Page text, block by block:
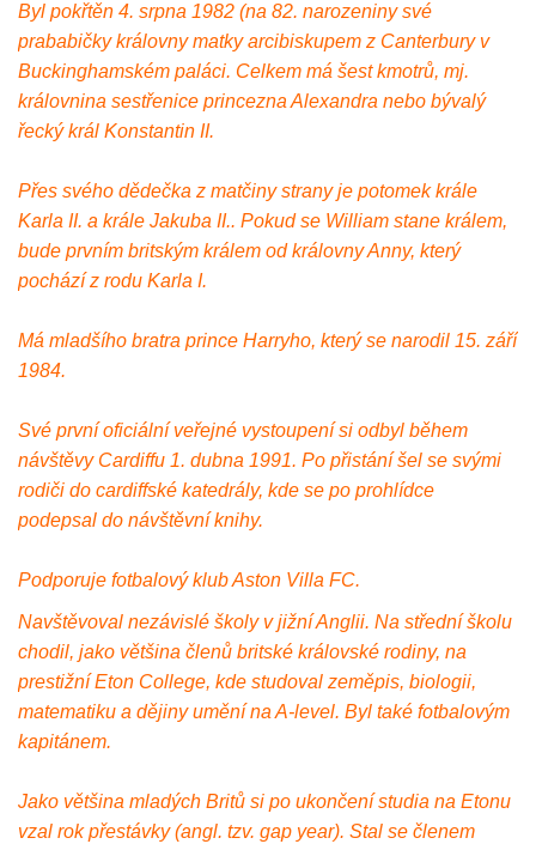
Byl pokřtěn 4. srpna 1982 (na 82. narozeniny své
prababičky královny matky arcibiskupem z Canterbury v
Buckinghamském paláci. Celkem má šest kmotrů, mj.
královnina sestřenice princezna Alexandra nebo bývalý
řecký král Konstantin II.
Přes svého dědečka z matčiny strany je potomek krále
Karla II. a krále Jakuba II.. Pokud se William stane králem,
bude prvním britským králem od královny Anny, který
pochází z rodu Karla I.
Má mladšího bratra prince Harryho, který se narodil 15. září
1984.
Své první oficiální veřejné vystoupení si odbyl během
návštěvy Cardiffu 1. dubna 1991. Po přistání šel se svými
rodiči do cardiffské katedrály, kde se po prohlídce
podepsal do návštěvní knihy.
Podporuje fotbalový klub Aston Villa FC.
Navštěvoval nezávislé školy v jižní Anglii. Na střední školu
chodil, jako většina členů britské královské rodiny, na
prestižní Eton College, kde studoval zeměpis, biologii,
matematiku a dějiny umění na A-level. Byl také fotbalovým
kapitánem.
Jako většina mladých Britů si po ukončení studia na Etonu
vzal rok přestávky (angl. tzv. gap year). Stal se členem